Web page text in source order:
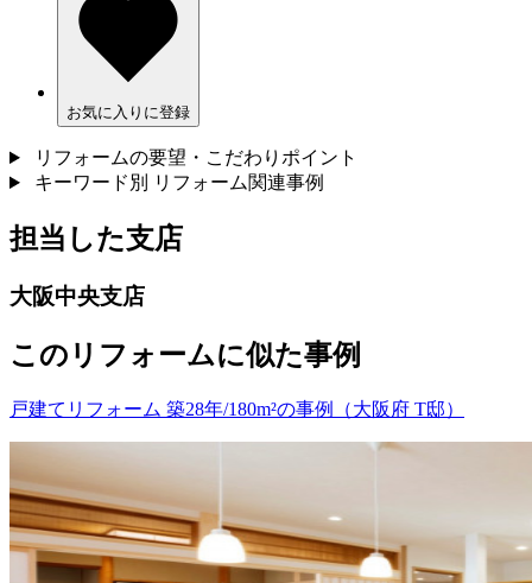
お気に入りに登録
リフォームの要望・こだわりポイント
キーワード別 リフォーム関連事例
担当した支店
大阪中央支店
このリフォームに似た事例
戸建てリフォーム 築28年/180m²の事例（大阪府 T邸）